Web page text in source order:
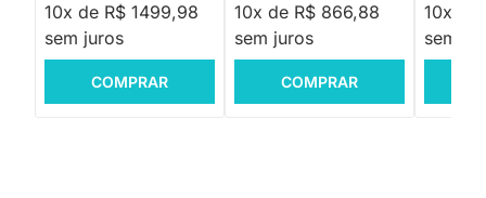
10x de R$ 1499,98
sem juros
COMPRAR
10x de R$ 866,88
sem juros
COMPRAR
10x de
sem